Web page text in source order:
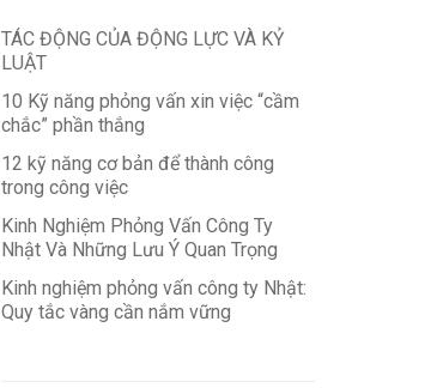
TÁC ĐỘNG CỦA ĐỘNG LỰC VÀ KỶ
LUẬT
10 Kỹ năng phỏng vấn xin việc “cầm
chắc” phần thắng
12 kỹ năng cơ bản để thành công
trong công việc
Kinh Nghiệm Phỏng Vấn Công Ty
Nhật Và Những Lưu Ý Quan Trọng
Kinh nghiệm phỏng vấn công ty Nhật:
Quy tắc vàng cần nắm vững